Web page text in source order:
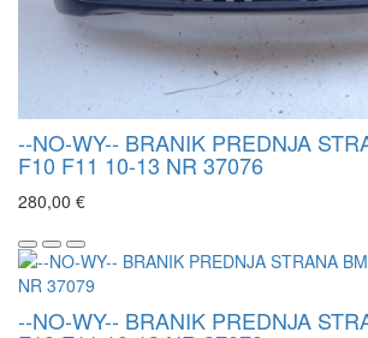
--NO-WY-- BRANIK PREDNJA
F10 F11 10-13 NR 37076
280,00 €
--NO-WY-- BRANIK PREDNJA